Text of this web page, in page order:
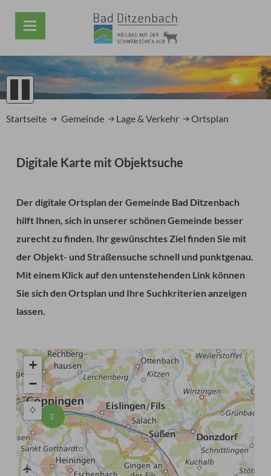
PrevNext
Startseite Gemeinde Lage & Verkehr Ortsplan
Digitale Karte mit Objektsuche
Der digitale Ortsplan der Gemeinde Bad Ditzenbach
hilft Ihnen, sich in unserer schönen Gemeinde besser
zurecht zu finden. Ihr gewünschtes Ziel finden Sie mit
der Objekt- und Straßensuche schnell und punktgenau.
Mit einem Klick auf den untenstehenden Link können
Sie sich den Ortsplan und Ihre Suchkriterien anzeigen
lassen.